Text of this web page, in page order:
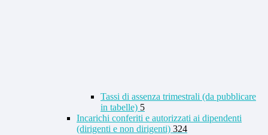
Tassi di assenza trimestrali (da pubblicare
in tabelle) 5
Incarichi conferiti e autorizzati ai dipendenti
(dirigenti e non dirigenti) 324